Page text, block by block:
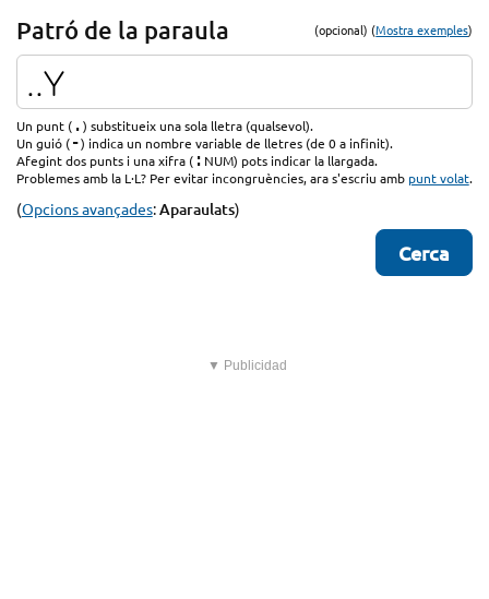
Patró de la paraula (opcional) (Mostra exemples)
Un punt (.) substitueix una sola lletra (qualsevol).
Un guió (-) indica un nombre variable de lletres (de 0 a infinit).
Afegint dos punts i una xifra (: NUM) pots indicar la llargada.
Problemes amb la L·L? Per evitar incongruències, ara s'escriu amb punt volat.
(Opcions avançades:Aparaulats)
▼ Publicidad